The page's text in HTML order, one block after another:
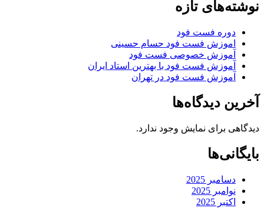
نوشته‌های تازه
دوره فست فود
اموزش فست فود حسام حسینی
آموزش خصوصی فست فود
آموزش فست فود با بهترین استاد ایران
آموزش فست فود در تهران
آخرین دیدگاه‌ها
دیدگاهی برای نمایش وجود ندارد.
بایگانی‌ها
دسامبر 2025
نوامبر 2025
اکتبر 2025